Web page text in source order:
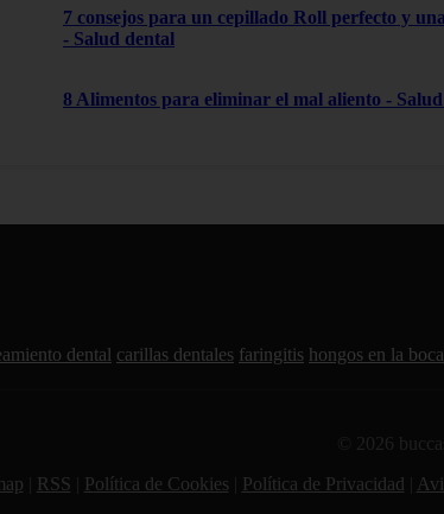
7 consejos para un cepillado Roll perfecto y
- Salud dental
8 Alimentos para eliminar el mal aliento -
dental carillas dentales faringitis hongos en la boca
© 2026
RSS Política de Cookies Política de Privacidad